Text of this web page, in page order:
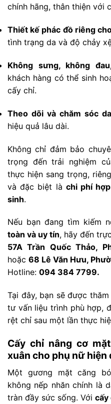
chính hãng, thân thiện với
Thiết kế phác đồ riêng
tình trạng da và độ chảy
Không sưng, không
khách hàng có thể sinh
cấy chỉ.
Theo dõi và chăm sóc
hiệu quả lâu dài.
Không chỉ đảm bảo
trọng đến trải nghiệm
thực hiện sang trọng,
và đặc biệt là chi phí
sinh.
Nếu bạn đang tìm kiếm
toàn và uy tín, hãy đến
57A Trần Quốc Thảo,
hoặc 68 Lê Văn Hưu,
Hotline: 094 384 7799.
Tại đây, bạn sẽ được
tư vấn liệu trình phù hợp,
rệt chỉ sau một lần thực
Cấy chỉ nâng cơ
xuân cho phụ nữ hiện
Một gương mặt căng
không nếp nhăn chính là
tràn đầy sức sống. Với cấy